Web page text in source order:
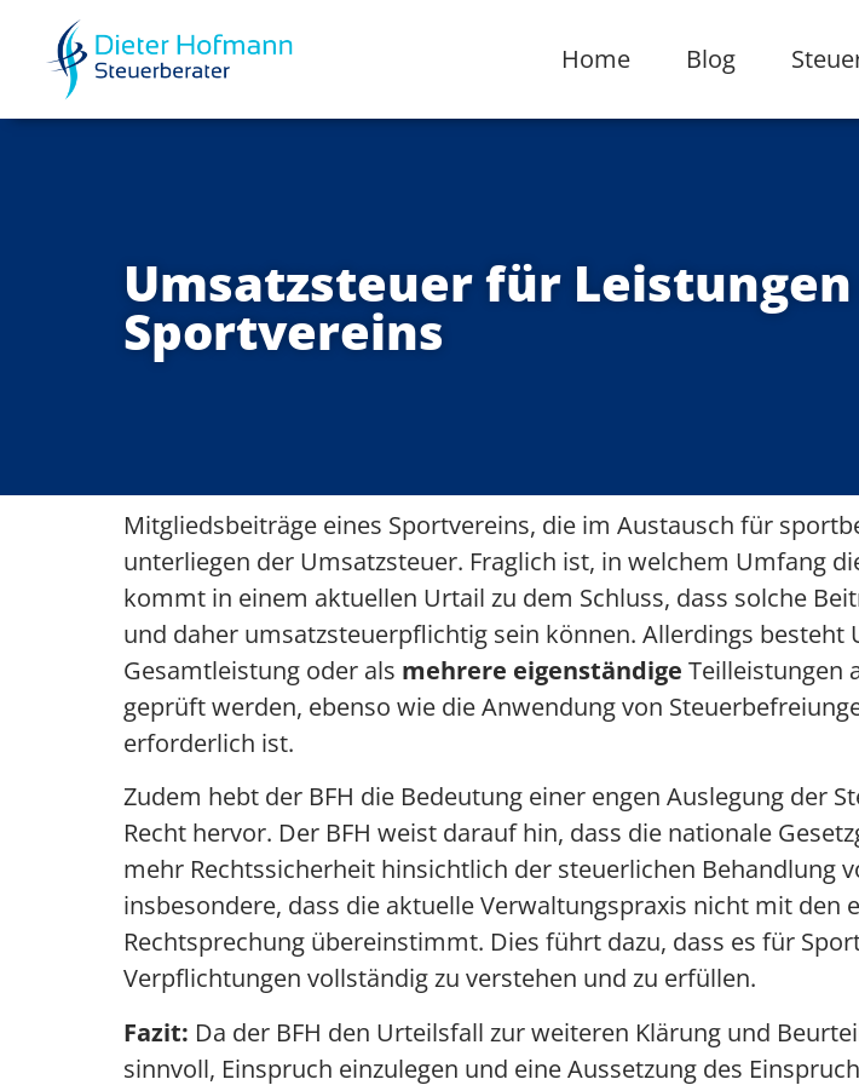
Home Blog
Umsatzsteuer für
Sportvereins
Mitgliedsbeiträge eines Sportvereins, die im Austausch für
unterliegen der Umsatzsteuer. Fraglich ist, in welchem Umfang
kommt in einem aktuellen Urtail zu dem Schluss, dass solche
und daher umsatzsteuerpflichtig sein können. Allerdings besteht
Gesamtleistung oder als mehrere eigenständige Teilleistungen
geprüft werden, ebenso wie die Anwendung von
erforderlich ist.
Zudem hebt der BFH die Bedeutung einer engen Auslegung der
Recht hervor. Der BFH weist darauf hin, dass die nationale
mehr Rechtssicherheit hinsichtlich der steuerlichen Behandlung
insbesondere, dass die aktuelle Verwaltungspraxis nicht mit
Rechtsprechung übereinstimmt. Dies führt dazu, dass es für
Verpflichtungen vollständig zu verstehen und zu erfüllen.
Fazit: Da der BFH den Urteilsfall zur weiteren Klärung und
sinnvoll, Einspruch einzulegen und eine Aussetzung des